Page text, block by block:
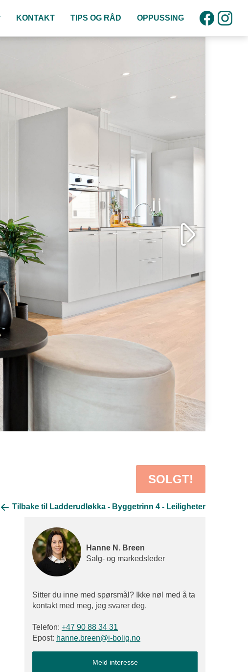
KONTAKT TIPS OG RÅD OPPUSSING
SOLGT!
Tilbake til Ladderudløkka - Byggetrinn 4 - Leiligheter
Hanne N. Breen
Salg- og markedsleder
Sitter du inne med spørsmål? Ikke nøl med å ta
kontakt med meg, jeg svarer deg.
Telefon: +47 90 88 34 31
Epost: hanne.breen@i-bolig.no
Meld interesse